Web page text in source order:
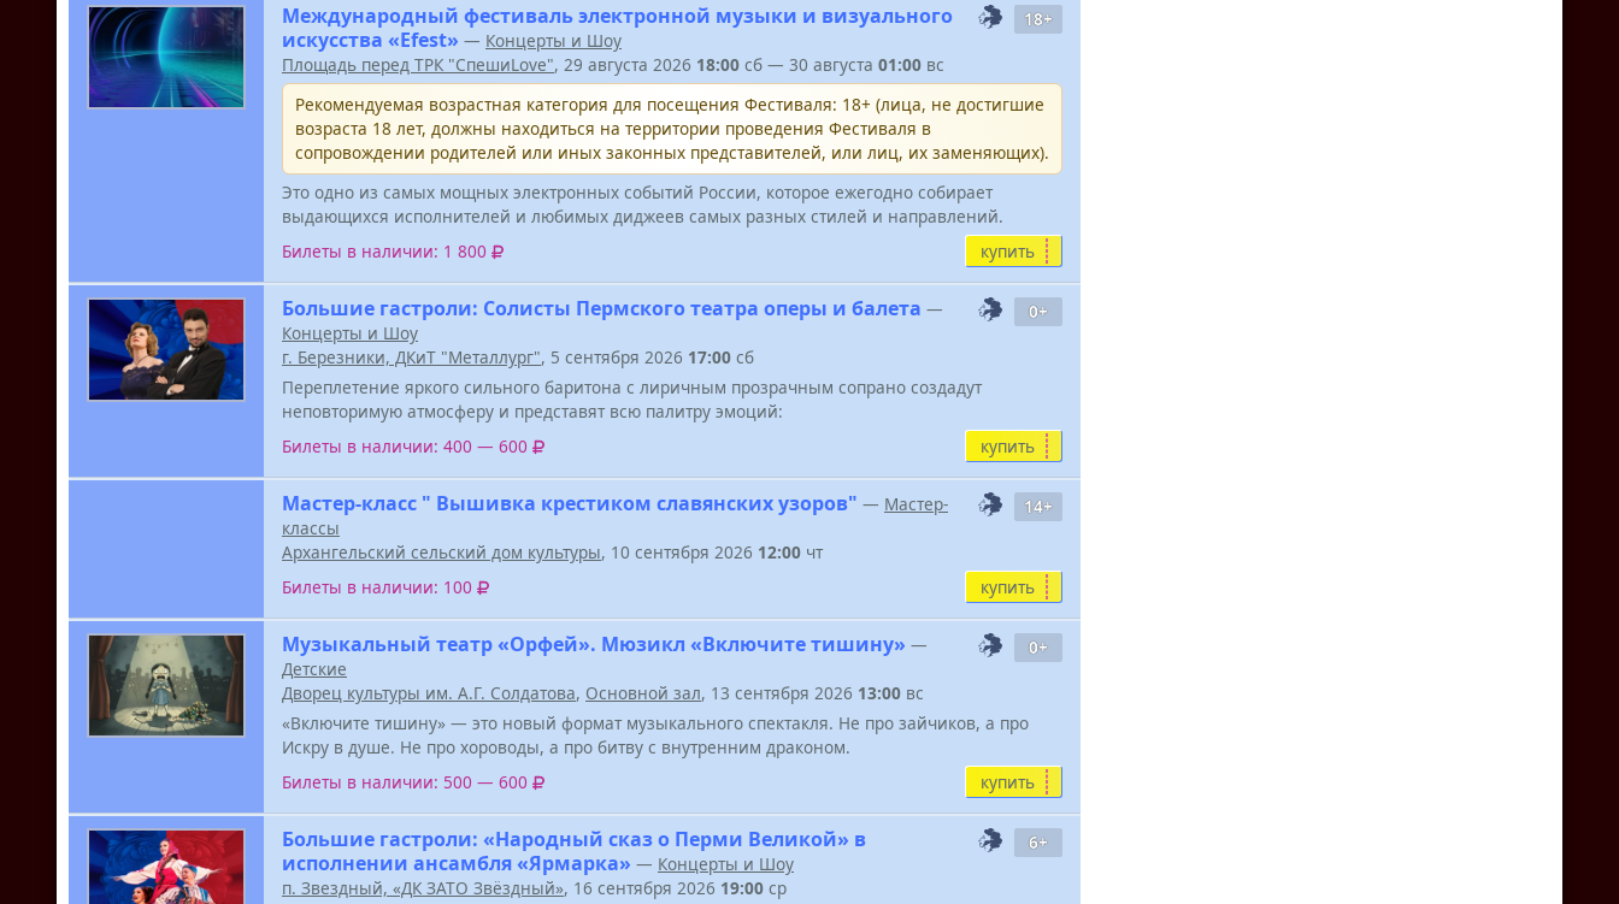
18+
Международный фестиваль электронной музыки и визуального
искусства «Efest» — Концерты и Шоу
Площадь перед ТРК "СпешиLove", 29 августа 2026 18:00 сб — 30 августа 01:00 вс
Рекомендуемая возрастная категория для посещения Фестиваля: 18+ (лица, не достигшие
возраста 18 лет, должны находиться на территории проведения Фестиваля в
сопровождении родителей или иных законных представителей, или лиц, их заменяющих).
Это одно из самых мощных электронных событий России, которое ежегодно собирает
выдающихся исполнителей и любимых диджеев самых разных стилей и направлений.
Билеты в наличии: 1 800
купить
0+
Большие гастроли: Солисты Пермского театра оперы и балета —
Концерты и Шоу
г. Березники, ДКиТ "Металлург", 5 сентября 2026 17:00 сб
Переплетение яркого сильного баритона с лиричным прозрачным сопрано создадут
неповторимую атмосферу и представят всю палитру эмоций:
Билеты в наличии: 400 — 600
купить
14+
Мастер-класс " Вышивка крестиком славянских узоров" — Мастер-
классы
Архангельский сельский дом культуры, 10 сентября 2026 12:00 чт
Билеты в наличии: 100
купить
0+
Музыкальный театр «Орфей». Мюзикл «Включите тишину» —
Детские
Дворец культуры им. А.Г. Солдатова, Основной зал, 13 сентября 2026 13:00 вс
«Включите тишину» — это новый формат музыкального спектакля. Не про зайчиков, а про
Искру в душе. Не про хороводы, а про битву с внутренним драконом.
Билеты в наличии: 500 — 600
купить
6+
Большие гастроли: «Народный сказ о Перми Великой» в
исполнении ансамбля «Ярмарка» — Концерты и Шоу
п. Звездный, «ДК ЗАТО Звёздный», 16 сентября 2026 19:00 ср